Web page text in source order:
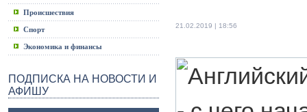
Происшествия
Спорт
Экономика и финансы
ПОДПИСКА НА НОВОСТИ И
АФИШУ
21.02.2019 | 18:56